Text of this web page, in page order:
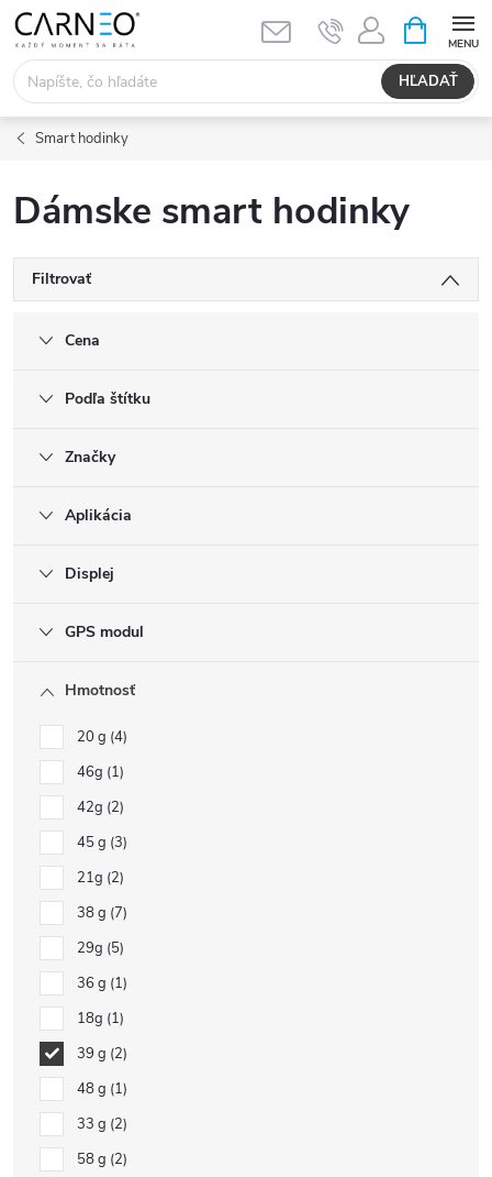
Prejsť
obsah
HĽADAŤ
KOŠÍK
Smart hodinky
Dámske smart hodinky
Filtrovať
Cena
Podľa štítku
Značky
Aplikácia
Displej
GPS modul
Hmotnosť
20 g 4
46g 1
42g 2
45 g 3
21g 2
38 g 7
29g 5
36 g 1
18g 1
39 g 2
48 g 1
33 g 2
58 g 2